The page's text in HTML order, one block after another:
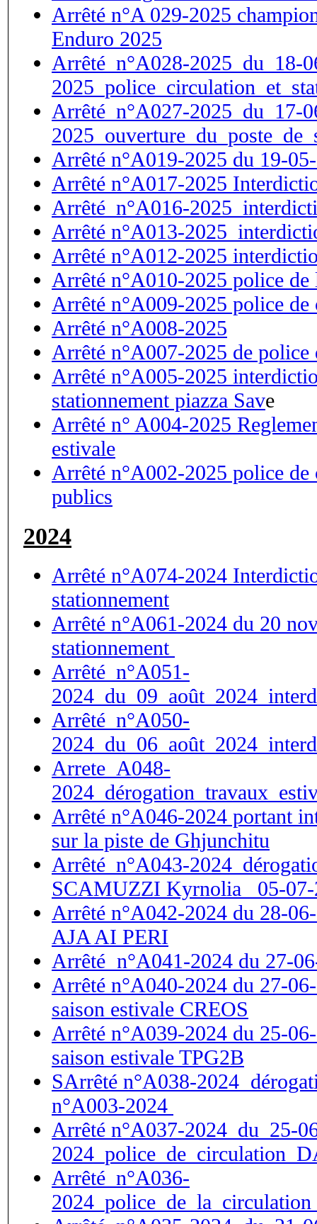
Arrêté n°A 029-2025
Enduro 2025
Arrêté_n°A028-2025_du_18-
Arrêté_n°A027-2025_du_17-
Arrêté n°A019-2025 du 19-
Arrêté n°A017-2025
Arrêté_n°A016-
Arrêté n°A013-
Arrêté n°A012-2025
Arrêté n°A010-2025 police
Arrêté n°A009-2025 police
Arrêté n°A008-2025
Arrêté n°A007-2025 de
Arrêté n°A005-2025
stationnement piazza Save
Arrêté n° A004-2025
estivale
Arrêté n°A002-2025 police
publics
2024
Arrêté n°A074-2024
stationnement
Arrêté n°A061-2024 du 20
stationnement
Arrêté_n°A051-
Arrêté_n°A050-
Arrete_A048-
Arrêté n°A046-2024 portant
sur la piste de Ghjunchitu
Arrêté_n°A043-
SCAMUZZI Kyrnolia _05-07-
Arrêté n°A042-2024 du 28-
AJA AI PERI
Arrêté n°A041-2024 du 27-
Arrêté n°A040-2024 du 27-
saison estivale CREOS
Arrêté n°A039-2024 du 25-
saison estivale TPG2B
SArrêté n°A038-2024
n°A003-2024
Arrêté n°A037-2024_du_25-
Arrêté_n°A036-